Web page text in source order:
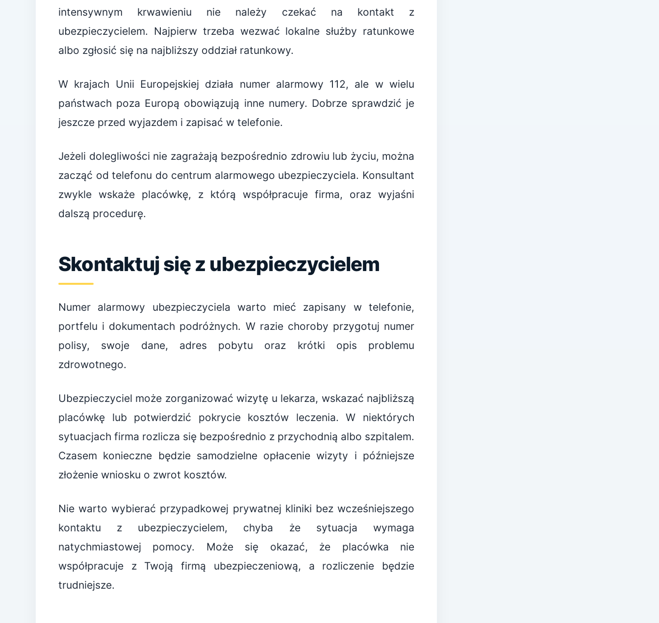
intensywnym krwawieniu nie należy czekać na kontakt z
ubezpieczycielem. Najpierw trzeba wezwać lokalne służby ratunkowe
albo zgłosić się na najbliższy oddział ratunkowy.
W krajach Unii Europejskiej działa numer alarmowy 112, ale w wielu
państwach poza Europą obowiązują inne numery. Dobrze sprawdzić je
jeszcze przed wyjazdem i zapisać w telefonie.
Jeżeli dolegliwości nie zagrażają bezpośrednio zdrowiu lub życiu, można
zacząć od telefonu do centrum alarmowego ubezpieczyciela. Konsultant
zwykle wskaże placówkę, z którą współpracuje firma, oraz wyjaśni
dalszą procedurę.
Skontaktuj się z ubezpieczycielem
Numer alarmowy ubezpieczyciela warto mieć zapisany w telefonie,
portfelu i dokumentach podróżnych. W razie choroby przygotuj numer
polisy, swoje dane, adres pobytu oraz krótki opis problemu
zdrowotnego.
Ubezpieczyciel może zorganizować wizytę u lekarza, wskazać najbliższą
placówkę lub potwierdzić pokrycie kosztów leczenia. W niektórych
sytuacjach firma rozlicza się bezpośrednio z przychodnią albo szpitalem.
Czasem konieczne będzie samodzielne opłacenie wizyty i późniejsze
złożenie wniosku o zwrot kosztów.
Nie warto wybierać przypadkowej prywatnej kliniki bez wcześniejszego
kontaktu z ubezpieczycielem, chyba że sytuacja wymaga
natychmiastowej pomocy. Może się okazać, że placówka nie
współpracuje z Twoją firmą ubezpieczeniową, a rozliczenie będzie
trudniejsze.